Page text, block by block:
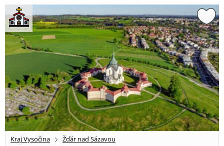
Kraj Vysočina Žďár nad Sázavou